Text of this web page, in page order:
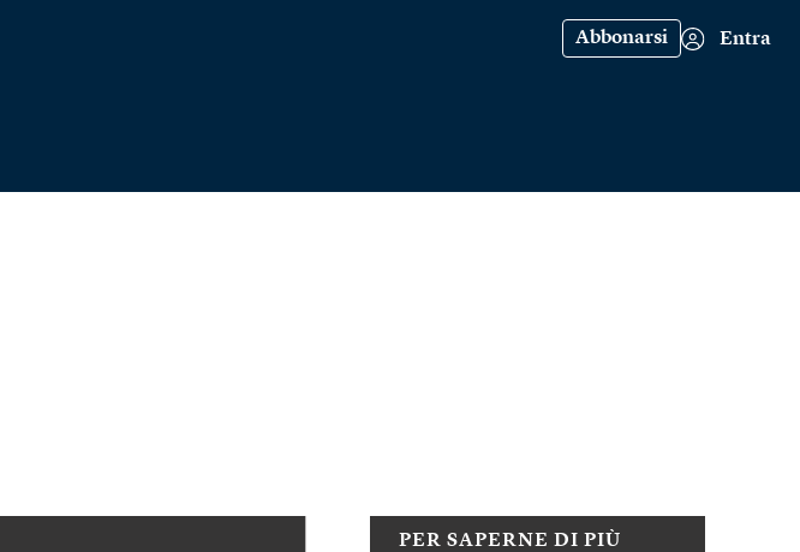
Abbonarsi Entra
PER SAPERNE DI PIÙ